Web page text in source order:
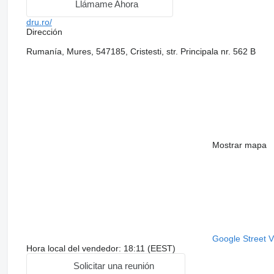
Llámame Ahora
dru.ro/
Dirección
Rumanía, Mures, 547185, Cristesti, str. Principala nr. 562 B
Mostrar mapa
Google Street
Hora local del vendedor: 18:11 (EEST)
Solicitar una reunión